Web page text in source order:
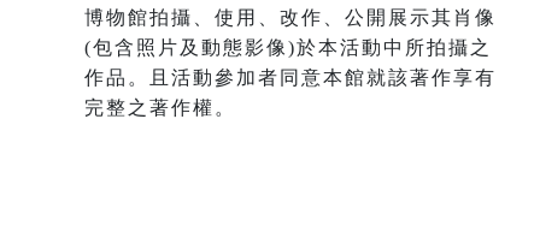
博物館拍攝、使用、改作、公開展示其肖像
(包含照片及動態影像)於本活動中所拍攝之
作品。且活動參加者同意本館就該著作享有
完整之著作權。